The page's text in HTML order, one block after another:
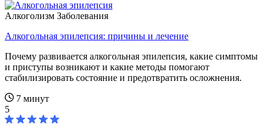
Алкоголизм Заболевания
Алкогольная эпилепсия: причины и лечение
Почему развивается алкогольная эпилепсия, какие симптомы
и приступы возникают и какие методы помогают
стабилизировать состояние и предотвратить осложнения.
7 минут
5